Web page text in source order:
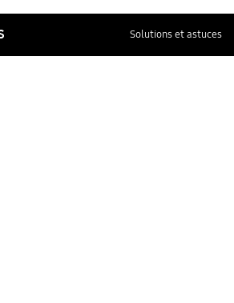
Solutions et astuces